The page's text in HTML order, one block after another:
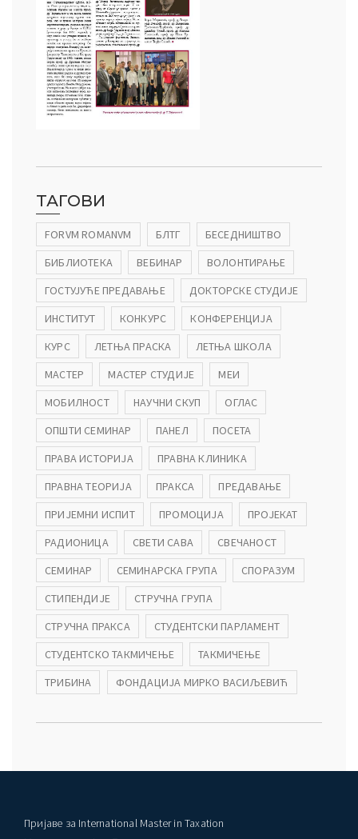
ТАГОВИ
FORVM ROMANVM БЛТГ
БЕСЕДНИШТВО
БИБЛИОТЕКА
ВЕБИНАР
ВОЛОНТИРАЊЕ
ГОСТУЈУЋЕ ПРЕДАВАЊЕ
ДОКТОРСКЕ СТУДИЈЕ
ИНСТИТУТ
КОНКУРС
КОНФЕРЕНЦИЈА
КУРС
ЛЕТЊА ПРАСКА
ЛЕТЊА ШКОЛА
МАСТЕР
МАСТЕР СТУДИЈЕ
МЕИ
МОБИЛНОСТ
НАУЧНИ СКУП
ОГЛАС
ОПШТИ СЕМИНАР
ПАНЕЛ
ПОСЕТА
ПРАВА ИСТОРИЈА
ПРАВНА КЛИНИКА
ПРАВНА ТЕОРИЈА
ПРАКСА
ПРЕДАВАЊЕ
ПРИЈЕМНИ ИСПИТ
ПРОМОЦИЈА
ПРОЈЕКАТ
РАДИОНИЦА
СВЕТИ САВА
СВЕЧАНОСТ
СЕМИНАР
СЕМИНАРСКА ГРУПА
СПОРАЗУМ
СТИПЕНДИЈЕ
СТРУЧНА ГРУПА
СТРУЧНА ПРАКСА
СТУДЕНТСКИ ПАРЛАМЕНТ
СТУДЕНТСКО ТАКМИЧЕЊЕ
ТАКМИЧЕЊЕ
ТРИБИНА
ФОНДАЦИЈА МИРКО ВАСИЉЕВИЋ
Пријаве за International Master in Taxation